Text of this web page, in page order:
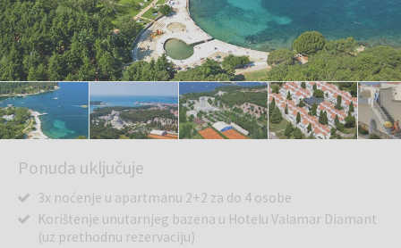
Ponuda uključuje
3x noćenje u apartmanu 2+2 za do 4 osobe
Korištenje unutarnjeg bazena u Hotelu Valamar Diamant
(uz prethodnu rezervaciju)